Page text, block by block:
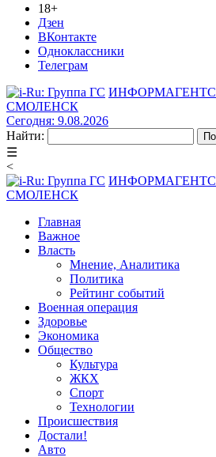
18+
Дзен
ВКонтакте
Одноклассники
Телеграм
СМОЛЕНСК
Сегодня: 9.08.2026
Найти:
☰
<
СМОЛЕНСК
Главная
Важное
Власть
Мнение, Аналитика
Политика
Рейтинг событий
Военная операция
Здоровье
Экономика
Общество
Культура
ЖКХ
Спорт
Технологии
Происшествия
Достали!
Авто